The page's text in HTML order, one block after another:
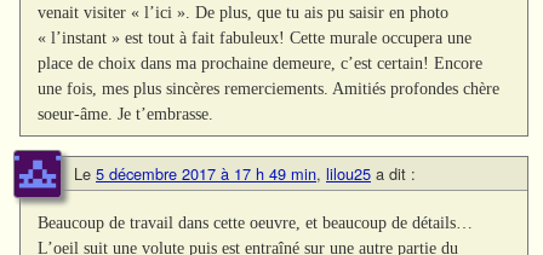
venait visiter « l’ici ». De plus, que tu ais pu saisir en photo
« l’instant » est tout à fait fabuleux! Cette murale occupera une
place de choix dans ma prochaine demeure, c’est certain! Encore
une fois, mes plus sincères remerciements. Amitiés profondes chère
soeur-âme. Je t’embrasse.
Le 5 décembre 2017 à 17 h 49 min, lilou25 a dit :
Beaucoup de travail dans cette oeuvre, et beaucoup de détails…
L’oeil suit une volute puis est entraîné sur une autre partie du